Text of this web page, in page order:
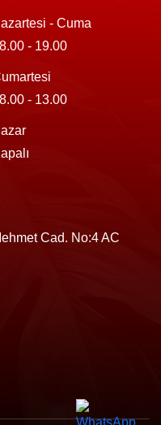
- Cuma
- 19.00
- 13.00
Cad. No:4 AC